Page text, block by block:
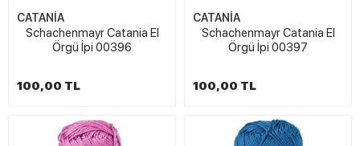
CATANİA
Schachenmayr Catania El
Örgü İpi 00396
100,00 TL
CATANİA
Schachenmayr Catania El
Örgü İpi 00397
100,00 TL